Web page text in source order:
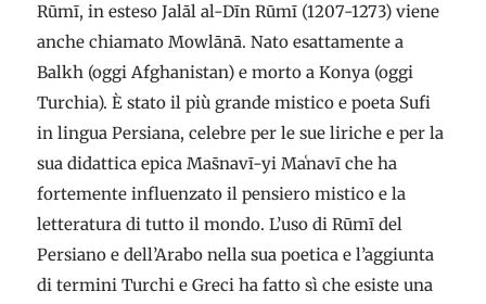
Rūmī, in esteso Jalāl al-Dīn Rūmī (1207-1273) viene
anche chiamato Mowlānā. Nato esattamente a
Balkh (oggi Afghanistan) e morto a Konya (oggi
Turchia). È stato il più grande mistico e poeta Sufi
in lingua Persiana, celebre per le sue liriche e per la
sua didattica epica Mas̄navī-yi Maʿnavī che ha
fortemente influenzato il pensiero mistico e la
letteratura di tutto il mondo. L’uso di Rūmī del
Persiano e dell’Arabo nella sua poetica e l’aggiunta
di termini Turchi e Greci ha fatto sì che esiste una